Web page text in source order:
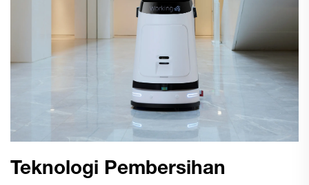
Teknologi Pembersihan